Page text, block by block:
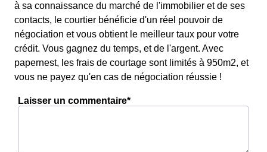
à sa connaissance du marché de l'immobilier et de ses
contacts, le courtier bénéficie d'un réel pouvoir de
négociation et vous obtient le meilleur taux pour votre
crédit. Vous gagnez du temps, et de l'argent. Avec
papernest, les frais de courtage sont limités à 950m2, et
vous ne payez qu'en cas de négociation réussie !
Laisser un commentaire*